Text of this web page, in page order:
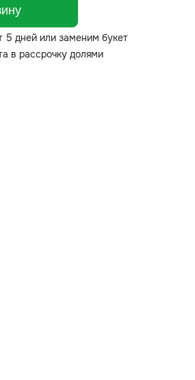
5 дней или заменим букет
в рассрочку долями